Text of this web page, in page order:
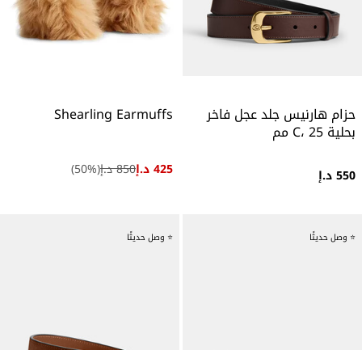
حزام هارنيس جلد عجل فاخر
بحلية C، 25 مم
550 د.إ
Shearling Earmuffs
425 د.إ 850 د.إ (
50%)
⭐ وصل حديثًا ⭐ وصل حديثًا